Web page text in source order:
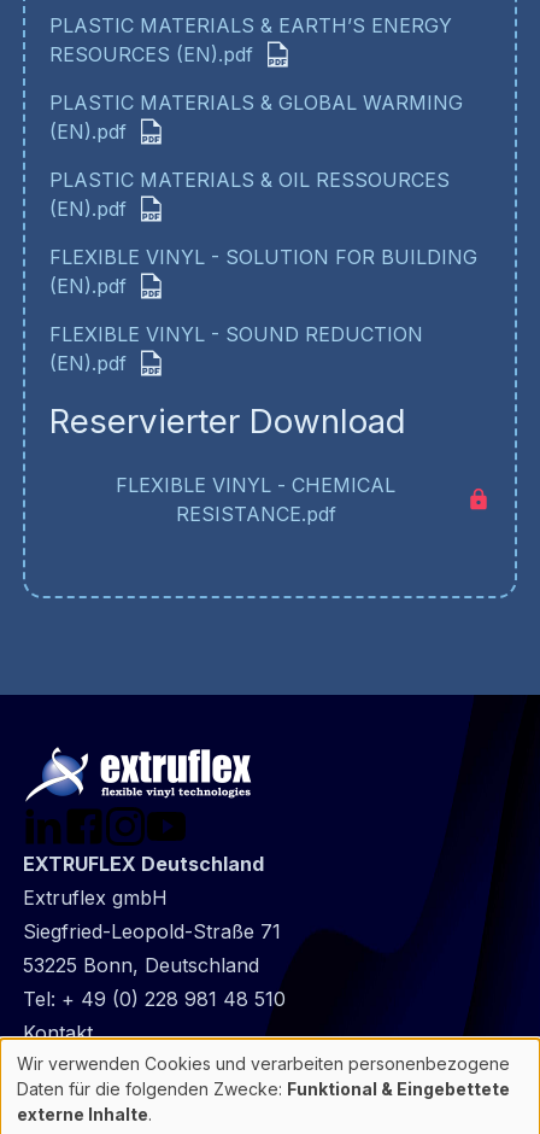
PLASTIC MATERIALS & EARTH’S ENERGY
RESOURCES (EN).pdf
PLASTIC MATERIALS & GLOBAL WARMING
(EN).pdf
PLASTIC MATERIALS & OIL RESSOURCES
(EN).pdf
FLEXIBLE VINYL - SOLUTION FOR BUILDING
(EN).pdf
FLEXIBLE VINYL - SOUND REDUCTION
(EN).pdf
Reservierter Download
FLEXIBLE VINYL - CHEMICAL
RESISTANCE.pdf
EXTRUFLEX Deutschland
Extruflex gmbH
Siegfried-Leopold-Straße 71
53225 Bonn, Deutschland
Tel: + 49 (0) 228 981 48 510
@
Footer
infos
Kontakt
Datenschutz
Allgemeine Informationen
Verwendung
von
personenbezogenen
Wir verwenden Cookies und verarbeiten personenbezogene
Daten für die folgenden Zwecke: Funktional & Eingebettete
externe Inhalte.